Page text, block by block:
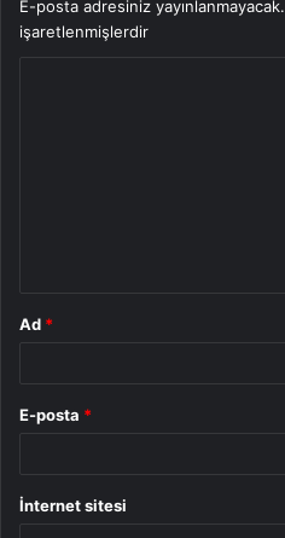
E-posta adresiniz yayınlanmayacak.
işaretlenmişlerdir
Ad *
E-posta *
İnternet sitesi